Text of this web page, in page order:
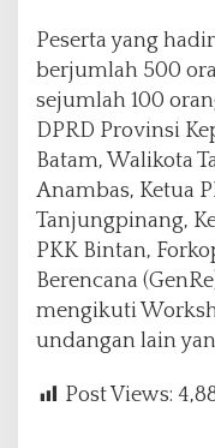
Peserta yang
berjumlah 500
sejumlah 100
DPRD Provinsi
Batam, Walikota
Anambas, Ketua
Tanjungpinang,
PKK Bintan,
Berencana
mengikuti
undangan lain
Post Views: